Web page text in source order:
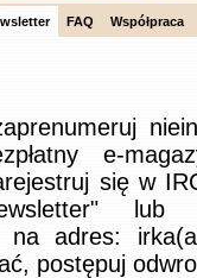
FAQ Współpraca
e-
się w
na adres:
postępuj